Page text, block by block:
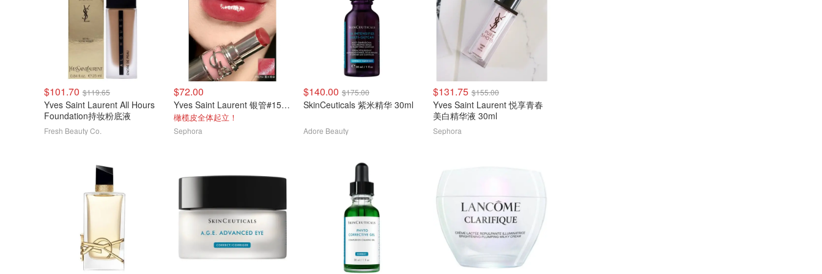
$101.70 $119.65
Yves Saint Laurent All Hours
Foundation持妆粉底液
Fresh Beauty Co.
$72.00
Yves Saint Laurent 银管#154 Love Berry
橄榄皮全体起立！
Sephora
$140.00 $175.00
SkinCeuticals 紫米精华 30ml
Adore Beauty
$131.75 $155.00
Yves Saint Laurent 悦享青春
美白精华液 30ml
Sephora